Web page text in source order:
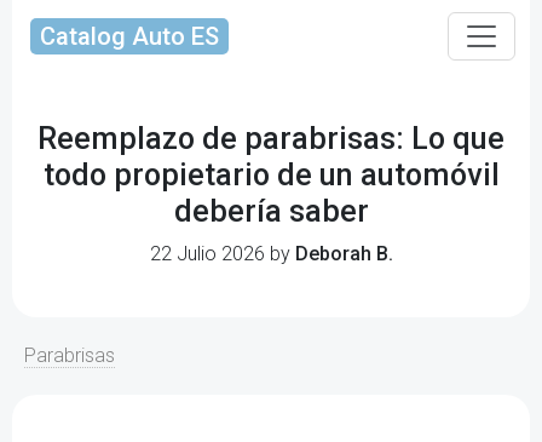
Catalog Auto ES
Reemplazo de parabrisas: Lo que
todo propietario de un automóvil
debería saber
22 Julio 2026 by Deborah B.
Parabrisas